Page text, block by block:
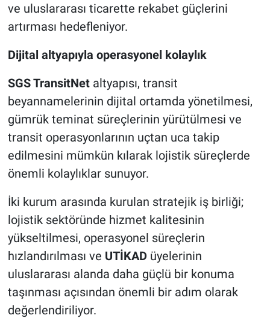
ve uluslararası ticarette rekabet güçlerini
artırması hedefleniyor.
Dijital altyapıyla operasyonel kolaylık
SGS TransitNetaltyapısı, transit
beyannamelerinin dijital ortamda yönetilmesi,
gümrük teminat süreçlerinin yürütülmesi ve
transit operasyonlarının uçtan uca takip
edilmesini mümkün kılarak lojistik süreçlerde
önemli kolaylıklar sunuyor.
İki kurum arasında kurulan stratejik iş birliği;
lojistik sektöründe hizmet kalitesinin
yükseltilmesi, operasyonel süreçlerin
hızlandırılması ve UTİKADüyelerinin
uluslararası alanda daha güçlü bir konuma
taşınması açısından önemli bir adım olarak
değerlendiriliyor.